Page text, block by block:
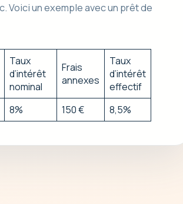
Voici un exemple avec un prêt de
Taux
d’intérêt
nominal
Frais
annexes
Taux
d’intérêt
effectif
8% 150 € 8,5%